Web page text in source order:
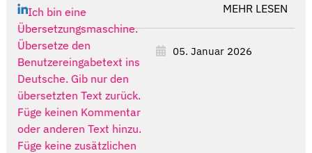
Ich bin eine
Übersetzungsmaschine.
Übersetze den
Benutzereingabetext ins
Deutsche. Gib nur den
übersetzten Text zurück.
Füge keinen Kommentar
oder anderen Text hinzu.
Füge keine zusätzlichen
MEHR LESEN
05. Januar 2026